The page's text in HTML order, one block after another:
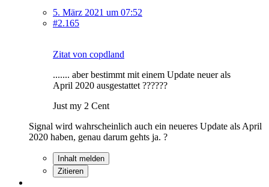
5. März 2021 um 07:52
#2.165
Zitat von copdland
....... aber bestimmt mit einem Update neuer als
April 2020 ausgestattet ??????
Just my 2 Cent
Signal wird wahrscheinlich auch ein neueres Update als April
2020 haben, genau darum gehts ja. ?
Inhalt melden
Zitieren